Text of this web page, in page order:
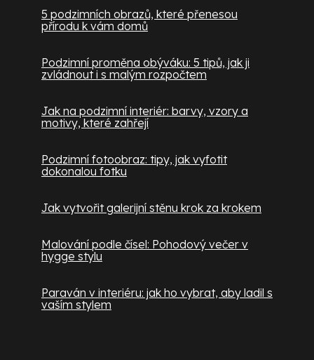
5 podzimních obrazů, které přenesou
přírodu k vám domů
Podzimní proměna obýváku: 5 tipů, jak ji
zvládnout i s malým rozpočtem
Jak na podzimní interiér: barvy, vzory a
motivy, které zahřejí
Podzimní fotoobraz: tipy, jak vyfotit
dokonalou fotku
Jak vytvořit galerijní stěnu krok za krokem
Malování podle čísel: Pohodový večer v
hygge stylu
Paraván v interiéru: jak ho vybrat, aby ladil s
vaším stylem